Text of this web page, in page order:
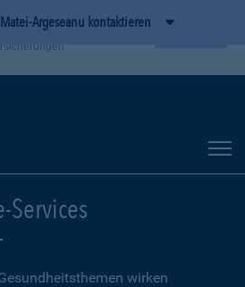
Argeseanu kontaktieren
Services
wirken